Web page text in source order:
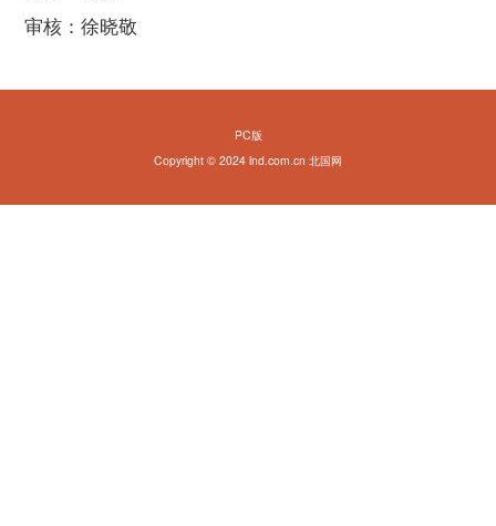
审核：徐晓敬
PC版
Copyright © 2024 lnd.com.cn 北国网